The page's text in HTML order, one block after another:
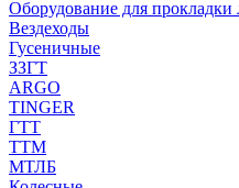
Оборудование для
Вездеходы
Гусеничные
ЗЗГТ
ARGO
TINGER
ГТТ
ТТМ
МТЛБ